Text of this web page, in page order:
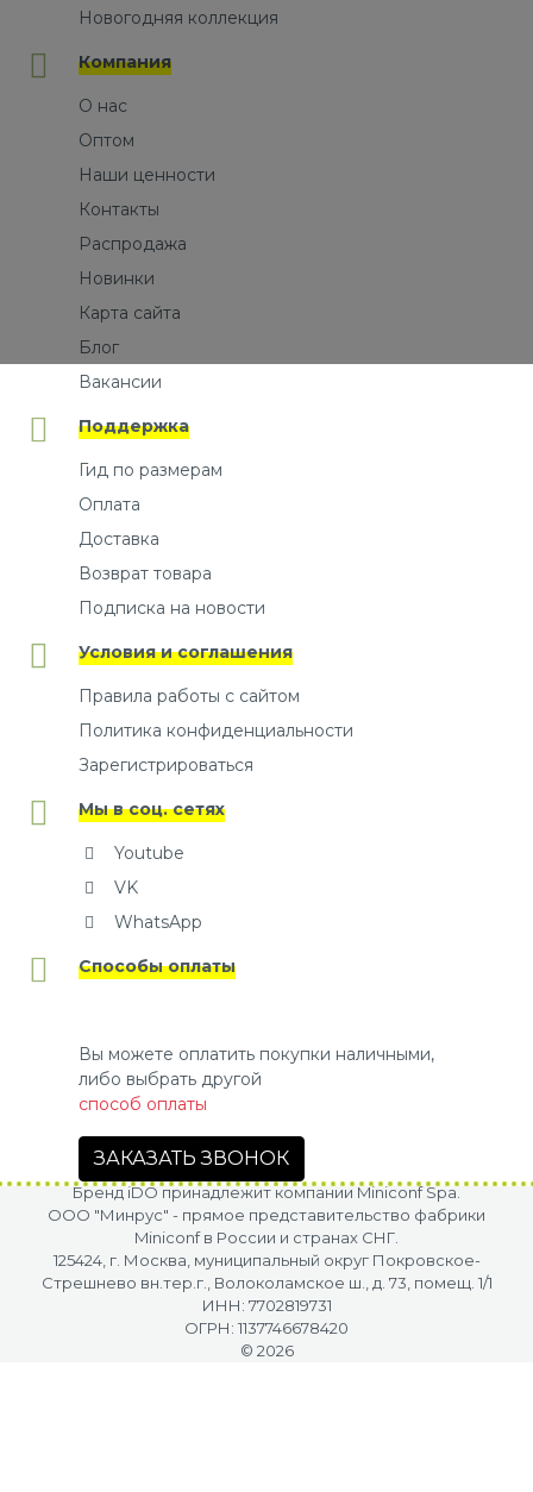
Новогодняя коллекция
Компания
О нас
Оптом
Наши ценности
Контакты
Распродажа
Новинки
Карта сайта
Блог
Вакансии
Поддержка
Гид по размерам
Оплата
Доставка
Возврат товара
Подписка на новости
Условия и соглашения
Правила работы с сайтом
Политика конфиденциальности
Зарегистрироваться
Мы в соц. сетях
Youtube
VK
WhatsApp
Способы оплаты
Вы можете оплатить покупки наличными,
либо выбрать другой
способ оплаты
ЗАКАЗАТЬ ЗВОНОК
Бренд iDO принадлежит компании Miniconf Spa.
OOO "Минрус" - прямое представительство фабрики
Miniconf в России и странах СНГ.
125424, г. Москва, муниципальный округ Покровское-
Стрешнево вн.тер.г., Волоколамское ш., д. 73, помещ. 1/1
ИНН: 7702819731
ОГРН: 1137746678420
© 2026